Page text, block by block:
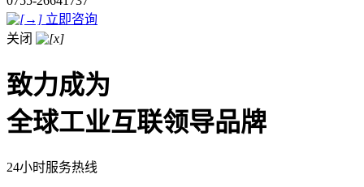
立即咨询
关闭
致力成为
全球工业互联领导品牌
24小时服务热线